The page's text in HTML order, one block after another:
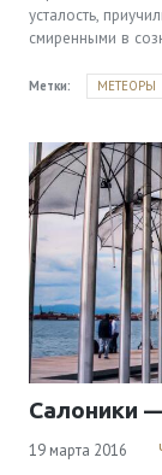
усталость,
смиренными в
Метки: МЕТЕОРЫ
Салоники
19 марта 2016